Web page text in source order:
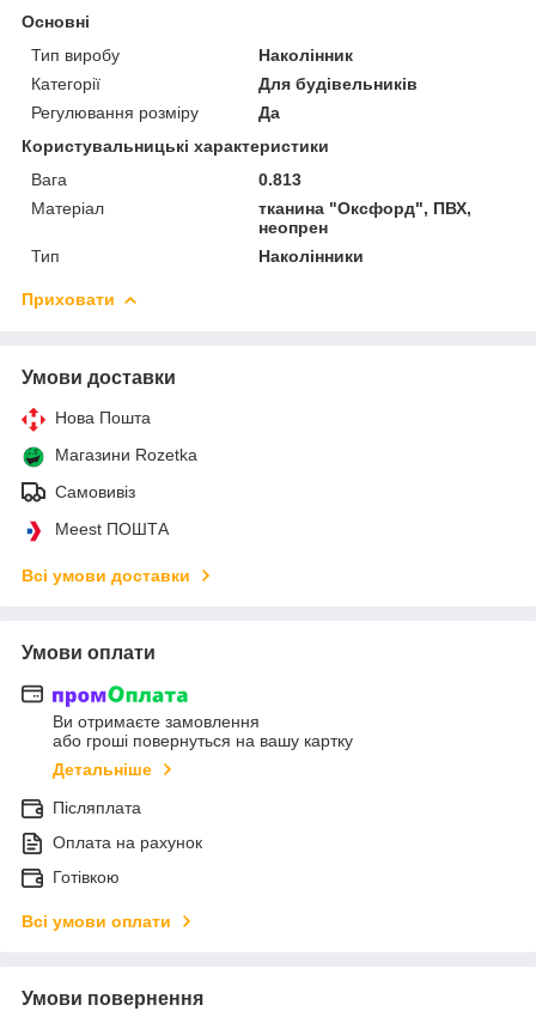
Основні
Тип виробу
Наколінник
Категорії
Для будівельників
Регулювання розміру
Да
Користувальницькі характеристики
Вага
0.813
Матеріал
тканина "Оксфорд", ПВХ,
неопрен
Тип
Наколінники
Приховати
Умови доставки
Нова Пошта
Магазини Rozetka
Самовивіз
Meest ПОШТА
Всі умови доставки
Умови оплати
Ви отримаєте замовлення
або гроші повернуться на вашу картку
Детальніше
Післяплата
Оплата на рахунок
Готівкою
Всі умови оплати
Умови повернення